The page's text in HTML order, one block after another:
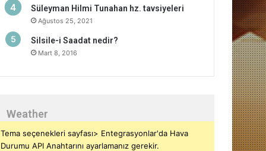
Süleyman Hilmi Tunahan hz. tavsiyeleri
Ağustos 25, 2021
Silsile-i Saadat nedir?
Mart 8, 2016
Weather
Tema seçenekleri sayfası> Entegrasyonlar'da Hava
Durumu API Anahtarını ayarlamanız gerekir.